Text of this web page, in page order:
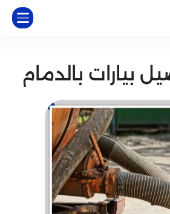
بيارات بالدمام